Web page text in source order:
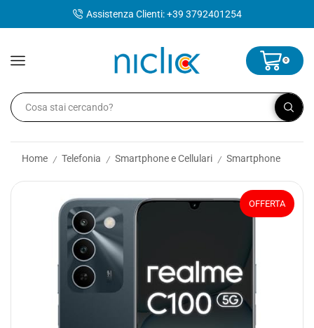
Assistenza Clienti: +39 3792401254
0
Home / Telefonia / Smartphone e Cellulari / Smartphone
OFFERTA